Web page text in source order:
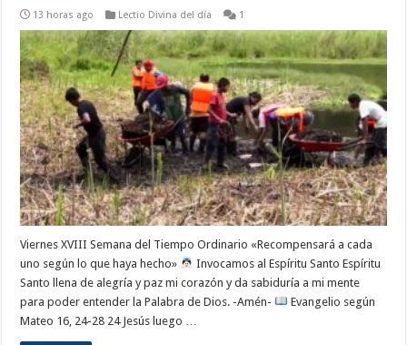
13 horas ago Lectio Divina del día 1
Viernes XVIII Semana del Tiempo Ordinario «Recompensará a cada
uno según lo que haya hecho»
Invocamos al Espíritu Santo Espíritu
Santo llena de alegría y paz mi corazón y da sabiduría a mi mente
para poder entender la Palabra de Dios. -Amén-
Evangelio según
Mateo 16, 24-28 24 Jesús luego …